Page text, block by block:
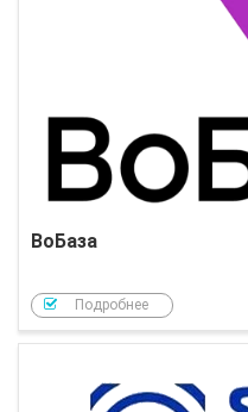
ВоБаза
Подробнее